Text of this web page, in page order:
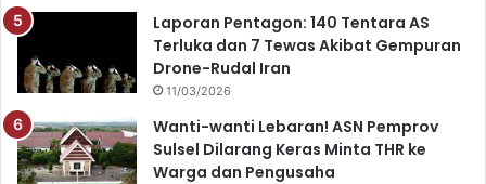
Laporan Pentagon: 140 Tentara AS
Terluka dan 7 Tewas Akibat Gempuran
Drone-Rudal Iran
11/03/2026
Wanti-wanti Lebaran! ASN Pemprov
Sulsel Dilarang Keras Minta THR ke
Warga dan Pengusaha